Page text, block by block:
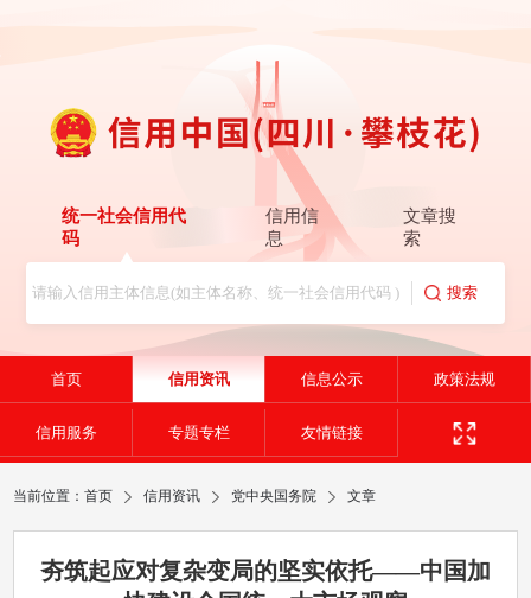
统一社会信用代
码
信用信
息
文章搜
索
首页 信用资讯 信息公示 政策法规
信用服务 专题专栏 友情链接
当前位置：首页 信用资讯 党中央国务院 文章
夯筑起应对复杂变局的坚实依托——中国加